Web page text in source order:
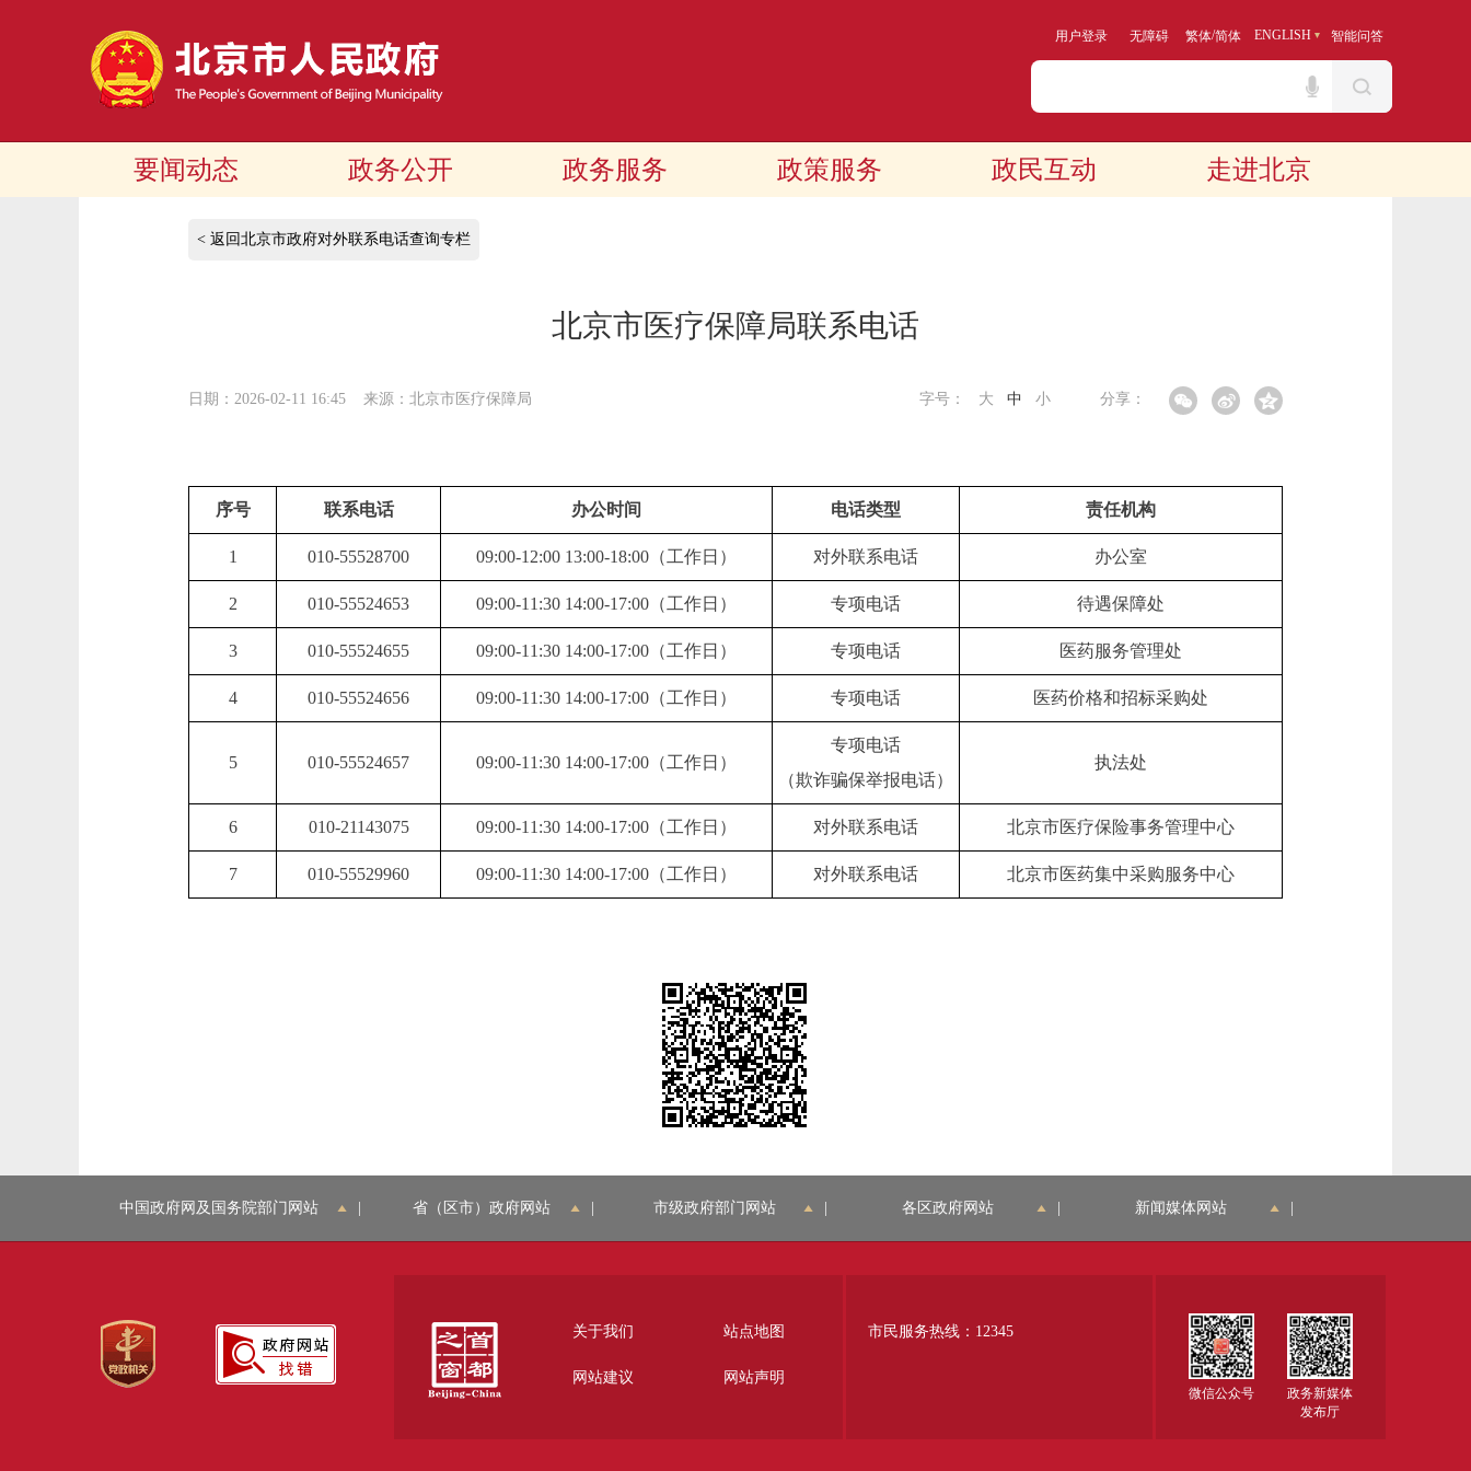
用户登录 无障碍 繁体/简体 ENGLISH 智能问答
要闻动态 政务公开 政务服务 政策服务 政民互动 走进北京
< 返回北京市政府对外联系电话查询专栏
北京市医疗保障局联系电话
日期：2026-02-11 16:45 来源：北京市医疗保障局 分享：
字号： 大 中 小
序号 联系电话 办公时间 电话类型 责任机构
1 010-55528700 09:00-12:00 13:00-18:00（工作日） 对外联系电话 办公室
2 010-55524653 09:00-11:30 14:00-17:00（工作日） 专项电话 待遇保障处
3 010-55524655 09:00-11:30 14:00-17:00（工作日） 专项电话 医药服务管理处
4 010-55524656 09:00-11:30 14:00-17:00（工作日） 专项电话 医药价格和招标采购处
5 010-55524657 09:00-11:30 14:00-17:00（工作日）
专项电话
（欺诈骗保举报电话）
执法处
6 010-21143075 09:00-11:30 14:00-17:00（工作日） 对外联系电话 北京市医疗保险事务管理中心
7 010-55529960 09:00-11:30 14:00-17:00（工作日） 对外联系电话 北京市医药集中采购服务中心
中国政府网及国务院部门网站 省（区市）政府网站 市级政府部门网站 各区政府网站 新闻媒体网站
关于我们 站点地图
网站建议 网站声明
市民服务热线：12345
微信公众号
政务新媒体
发布厅